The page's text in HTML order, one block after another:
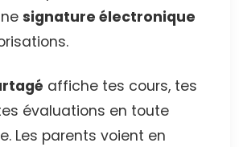
signature électronique
affiche tes cours, tes
évaluations en toute
Les parents voient en